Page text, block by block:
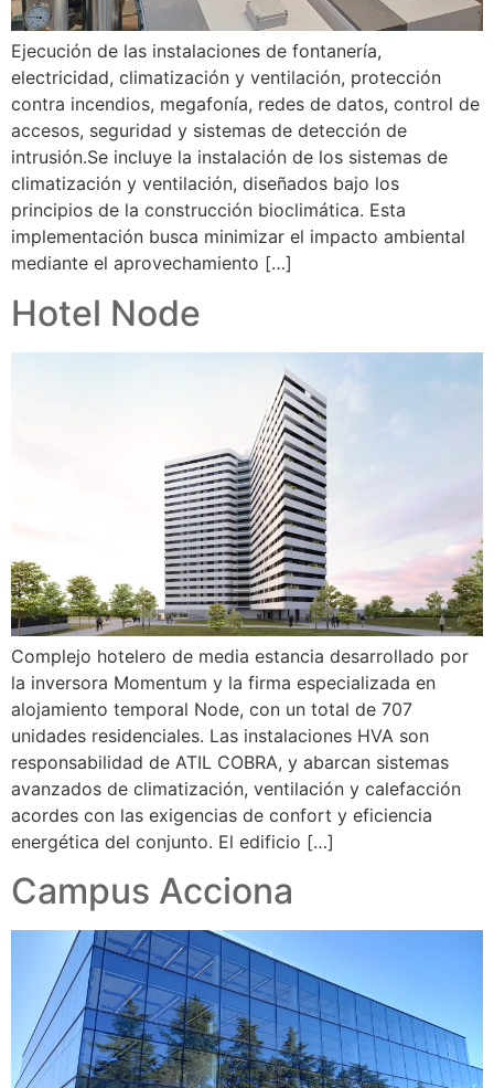
Ejecución de las instalaciones de fontanería,
electricidad, climatización y ventilación, protección
contra incendios, megafonía, redes de datos, control de
accesos, seguridad y sistemas de detección de
intrusión.Se incluye la instalación de los sistemas de
climatización y ventilación, diseñados bajo los
principios de la construcción bioclimática. Esta
implementación busca minimizar el impacto ambiental
mediante el aprovechamiento […]
Hotel Node
Complejo hotelero de media estancia desarrollado por
la inversora Momentum y la firma especializada en
alojamiento temporal Node, con un total de 707
unidades residenciales. Las instalaciones HVA son
responsabilidad de ATIL COBRA, y abarcan sistemas
avanzados de climatización, ventilación y calefacción
acordes con las exigencias de confort y eficiencia
energética del conjunto. El edificio […]
Campus Acciona